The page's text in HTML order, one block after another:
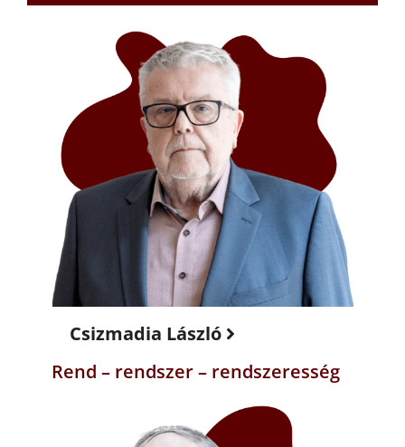
Csizmadia László
Rend – rendszer – rendszeresség